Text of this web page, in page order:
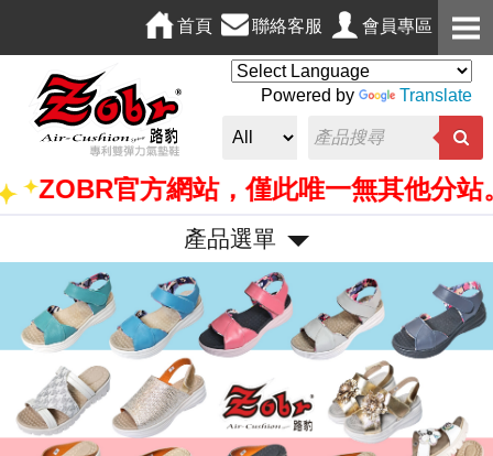
會員專區
聯絡客服
首頁
Powered by Translate
官方網站，僅此唯一無其他分站。
產品選單
e
v
o
u
s
e
x
t